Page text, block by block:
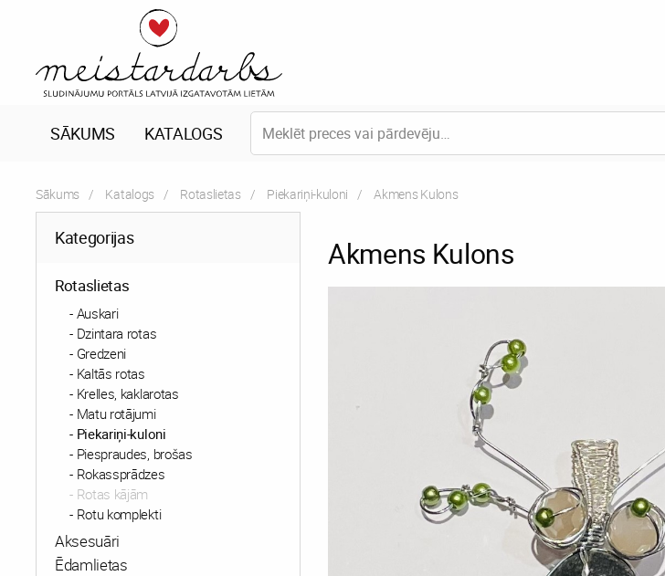
SĀKUMS KATALOGS
Sākums Katalogs Rotaslietas Piekariņi-kuloni Current:
Akmens Kulons
Kategorijas
Rotaslietas
Auskari
Dzintara rotas
Gredzeni
Kaltās rotas
Krelles, kaklarotas
Matu rotājumi
Piekariņi-kuloni
Piespraudes, brošas
Rokassprādzes
Rotas kājām
Rotu komplekti
Aksesuāri
Ēdamlietas
Akmens Kulons